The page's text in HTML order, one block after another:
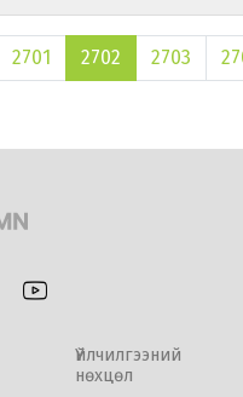
2701 2702 2703
Үйлчилгээний
нөхцөл